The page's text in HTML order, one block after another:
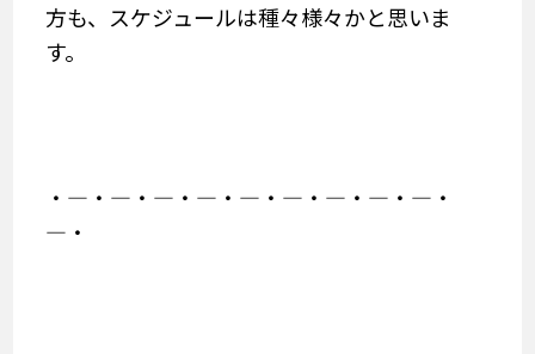
方も、スケジュールは種々様々かと思いま
す。
・―・―・―・―・―・―・―・―・―・
―・